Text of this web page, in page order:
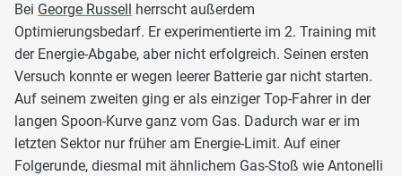
Bei George Russell
herrscht außerdem
Optimierungsbedarf. Er experimentierte im 2. Training mit
der Energie-Abgabe, aber nicht erfolgreich. Seinen ersten
Versuch konnte er wegen leerer Batterie gar nicht starten.
Auf seinem zweiten ging er als einziger Top-Fahrer in der
langen Spoon-Kurve ganz vom Gas. Dadurch war er im
letzten Sektor nur früher am Energie-Limit. Auf einer
Folgerunde, diesmal mit ähnlichem Gas-Stoß wie Antonelli